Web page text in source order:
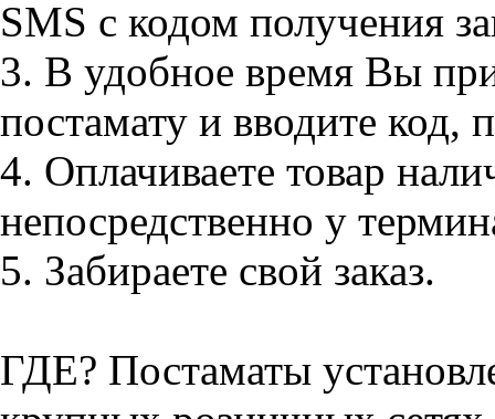
SMS с кодом получения
3. В удобное время Вы
постамату и вводите
4. Оплачиваете товар
непосредственно у
5. Забираете свой заказ.
ГДЕ? Постаматы